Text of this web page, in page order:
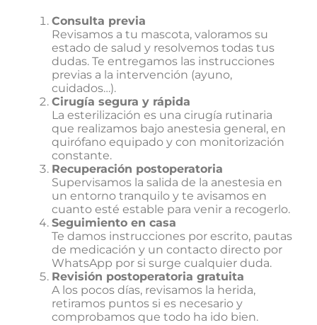
Consulta previa
Revisamos a tu mascota, valoramos su
estado de salud y resolvemos todas tus
dudas. Te entregamos las instrucciones
previas a la intervención (ayuno,
cuidados…).
Cirugía segura y rápida
La esterilización es una cirugía rutinaria
que realizamos bajo anestesia general, en
quirófano equipado y con monitorización
constante.
Recuperación postoperatoria
Supervisamos la salida de la anestesia en
un entorno tranquilo y te avisamos en
cuanto esté estable para venir a recogerlo.
Seguimiento en casa
Te damos instrucciones por escrito, pautas
de medicación y un contacto directo por
WhatsApp por si surge cualquier duda.
Revisión postoperatoria gratuita
A los pocos días, revisamos la herida,
retiramos puntos si es necesario y
comprobamos que todo ha ido bien.